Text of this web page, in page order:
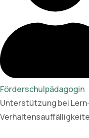
Förderschulpädagogin
Unterstützung bei